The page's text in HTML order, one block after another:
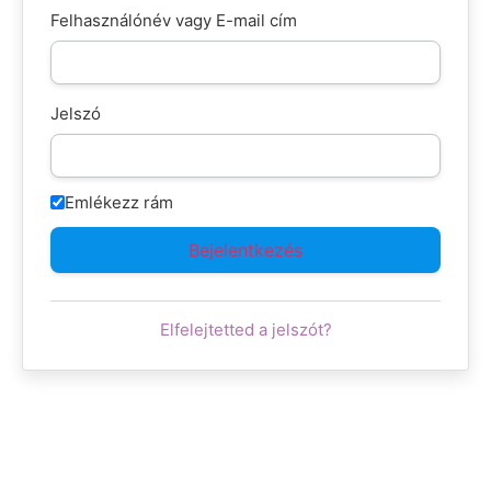
Felhasználónév vagy E-mail cím
Jelszó
Emlékezz rám
Elfelejtetted a jelszót?